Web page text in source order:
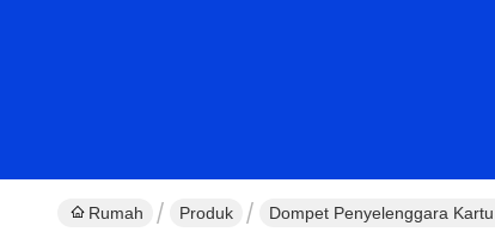
Rumah Produk Dompet Penyelenggara